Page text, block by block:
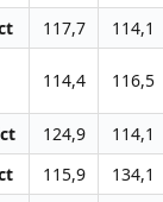
117,7 114,1
114,4 116,5
124,9 114,1
115,9 134,1